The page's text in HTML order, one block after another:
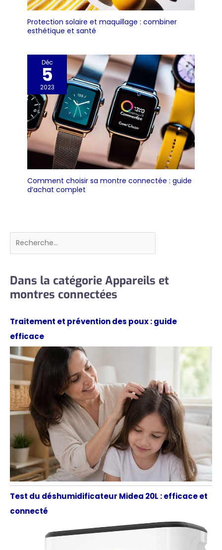
Protection solaire et maquillage : combiner
esthétique et santé
Déc
5
2023
Comment choisir sa montre connectée : guide
d’achat complet
Rechercher
Dans la catégorie Appareils et
montres connectées
Traitement et prévention des poux : guide
efficace
Test du déshumidificateur Midea 20L : efficace et
connecté